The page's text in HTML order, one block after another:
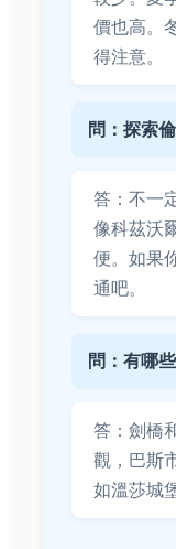
價也高。
得注意。
問：探索
答：不一
像科茲沃
便。如果
通吧。
問：有哪
答：劍橋
觀，巴斯
如溫莎城